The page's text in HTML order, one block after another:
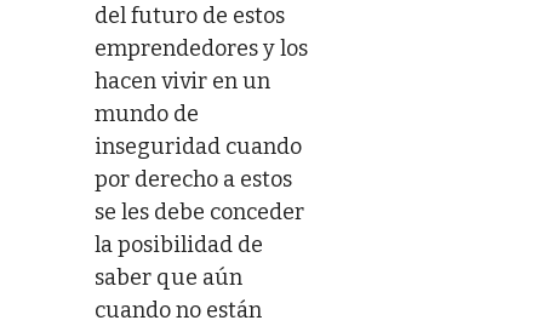
del futuro de estos
emprendedores y los
hacen vivir en un
mundo de
inseguridad cuando
por derecho a estos
se les debe conceder
la posibilidad de
saber que aún
cuando no están